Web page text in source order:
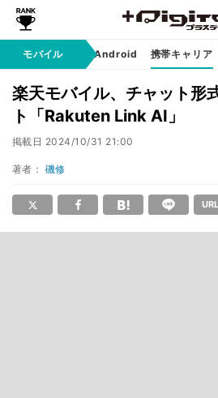
モバイル
iPhone Android 携帯キャリア
楽天モバイル、チャット形
ト「Rakuten Link AI」
掲載日 2024/10/31 21:00
著者： 磯修